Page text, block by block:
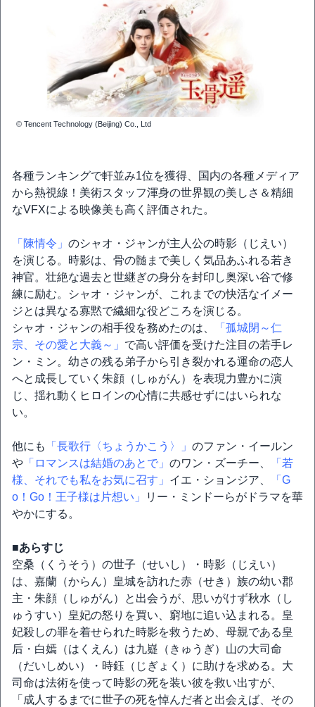
© Tencent Technology (Beijing) Co., Ltd
各種ランキングで軒並み1位を獲得、国内の各種メディア
から熱視線！美術スタッフ渾身の世界観の美しさ＆精細
なVFXによる映像美も高く評価された。
「陳情令」 のシャオ・ジャンが主人公の時影（じえい）
を演じる。時影は、骨の髄まで美しく気品あふれる若き
神官。壮絶な過去と世継ぎの身分を封印し奥深い谷で修
練に励む。シャオ・ジャンが、これまでの快活なイメー
ジとは異なる寡黙で繊細な役どころを演じる。
シャオ・ジャンの相手役を務めたのは、
「孤城閉～仁
宗、その愛と大義～」 で高い評価を受けた注目の若手レ
ン・ミン。幼さの残る弟子から引き裂かれる運命の恋人
へと成長していく朱顔（しゅがん）を表現力豊かに演
じ、揺れ動くヒロインの心情に共感せずにはいられな
い。
他にも 「長歌行〈ちょうかこう〉」 のファン・イールン
や 「ロマンスは結婚のあとで」 のワン・ズーチー、
「若
様、それでも私をお気に召す」 イエ・ションジア、
「G
o！Go！王子様は片想い」
リー・ミンドーらがドラマを華
やかにする。
■あらすじ
空桑（くうそう）の世子（せいし）・時影（じえい）
は、嘉蘭（からん）皇城を訪れた赤（せき）族の幼い郡
主・朱顔（しゅがん）と出会うが、思いがけず秋水（し
ゅうすい）皇妃の怒りを買い、窮地に追い込まれる。皇
妃殺しの罪を着せられた時影を救うため、母親である皇
后・白嫣（はくえん）は九嶷（きゅうぎ）山の大司命
（だいしめい）・時鈺（じぎょく）に助けを求める。大
司命は法術を使って時影の死を装い彼を救い出すが、
「成人するまでに世子の死を悼んだ者と出会えば、その